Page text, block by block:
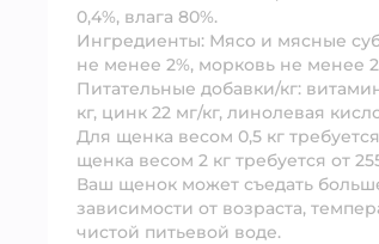
0,4%, влага 80%.
Ингредиенты: Мясо и мясные
не менее 2%, морковь не менее
Питательные добавки/кг:
кг, цинк 22 мг/кг, линолевая
Для щенка весом 0,5 кг
щенка весом 2 кг требуется от
Ваш щенок может съедать
зависимости от возраста,
чистой питьевой воде.